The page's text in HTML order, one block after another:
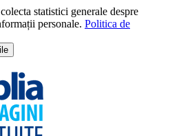
statistici generale despre
personale. Politica de